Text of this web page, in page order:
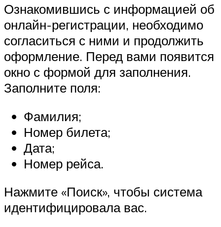
Ознакомившись с информацией об
онлайн-регистрации, необходимо
согласиться с ними и продолжить
оформление. Перед вами появится
окно с формой для заполнения.
Заполните поля:
Фамилия;
Номер билета;
Дата;
Номер рейса.
Нажмите «Поиск», чтобы система
идентифицировала вас.